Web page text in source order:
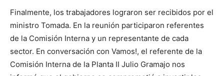
Finalmente, los trabajadores lograron ser recibidos por el
ministro Tomada. En la reunión participaron referentes
de la Comisión Interna y un representante de cada
sector. En conversación con Vamos!, el referente de la
Comisión Interna de la Planta II Julio Gramajo nos